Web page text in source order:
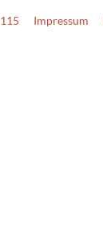
115 Impressum